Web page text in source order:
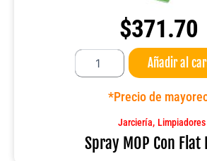
$371.70
Spray
Con
cantidad
Añadir al
*Precio de
Jarciería, Limpiadores
Spray MOP Con Flat